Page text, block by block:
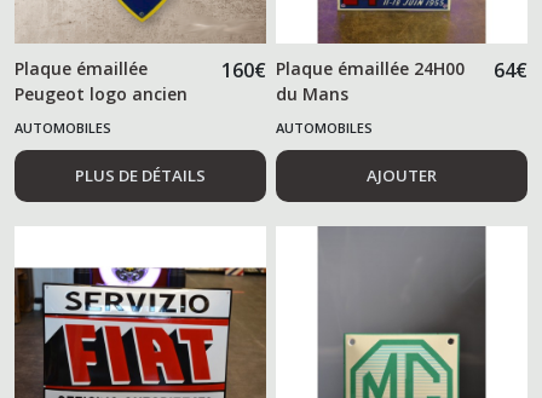
Plaque émaillée
Peugeot logo ancien
160€
AUTOMOBILES
PLUS DE DÉTAILS
Plaque émaillée 24H00
du Mans
64€
AUTOMOBILES
AJOUTER